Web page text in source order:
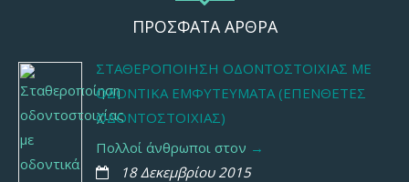
ΠΡΟΣΦΑΤΑ ΑΡΘΡΑ
ΣΤΑΘΕΡΟΠΟΊΗΣΗ ΟΔΟΝΤΟΣΤΟΙΧΊΑΣ ΜΕ
ΟΔΟΝΤΙΚΆ ΕΜΦΥΤΕΎΜΑΤΑ (ΕΠΈΝΘΕΤΕΣ
ΟΔΟΝΤΟΣΤΟΙΧΊΑΣ)
Πολλοί άνθρωποι στον
18 Δεκεμβρίου 2015